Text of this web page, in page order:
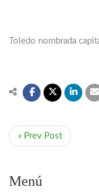
Toledo nombrada
« Prev Post
Menú